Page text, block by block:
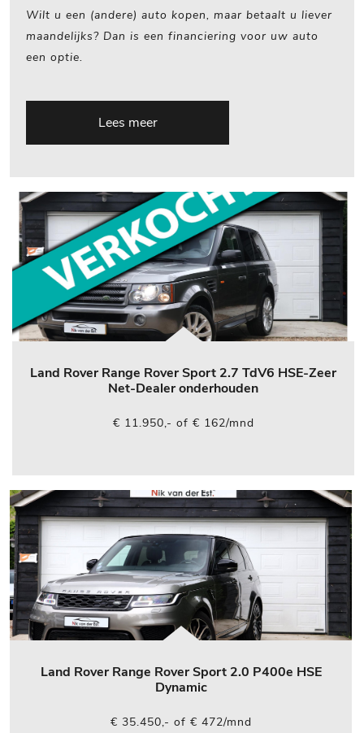
Wilt u een (andere) auto kopen, maar betaalt u liever
maandelijks? Dan is een financiering voor uw auto
een optie.
Lees meer
Land Rover Range Rover Sport 2.7 TdV6 HSE-Zeer
Net-Dealer onderhouden
€ 11.950,- of € 162/mnd
Land Rover Range Rover Sport 2.0 P400e HSE
Dynamic
€ 35.450,- of € 472/mnd